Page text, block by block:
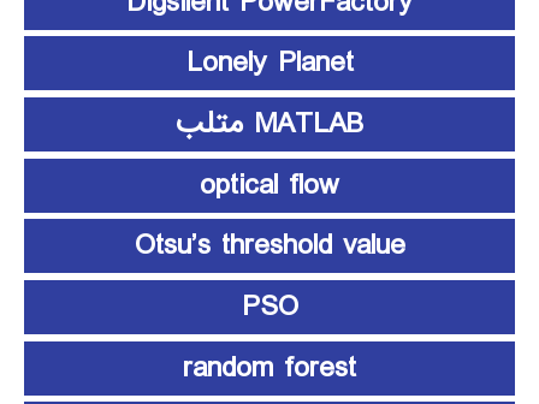
Lonely Planet
MATLAB متلب
optical flow
Otsu’s threshold value
PSO
random forest